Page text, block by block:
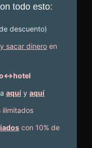
todo esto:
descuento)
sacar dinero en
aquí y aquí
ilimitados
con 10% de